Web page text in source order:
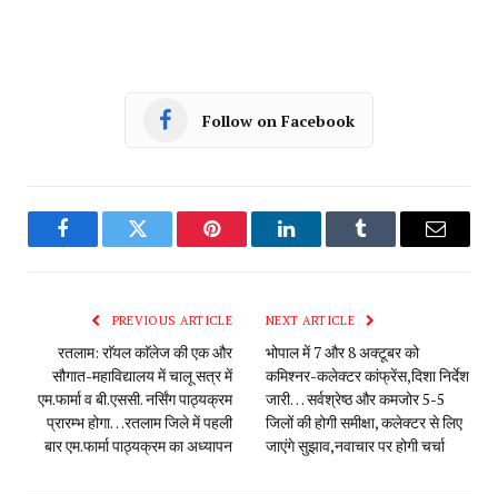
Follow on Facebook
FacebookTwitter Pinterest LinkedInTumblr Email
PREVIOUS ARTICLE
रतलाम: राॅयल काॅलेज की एक और
सौगात-महाविद्यालय में चालू सत्र में
एम.फार्मा व बी.एससी. नर्सिंग पाठ्यक्रम
प्रारम्भ होगा…रतलाम जिले में पहली
बार एम.फार्मा पाठ्यक्रम का अध्यापन
NEXT ARTICLE
भोपाल में 7 और 8 अक्टूबर को
कमिश्नर-कलेक्टर कांफ्रेंस,दिशा निर्देश
जारी… सर्वश्रेष्ठ और कमजोर 5-5
जिलों की होगी समीक्षा, कलेक्टर से लिए
जाएंगे सुझाव,नवाचार पर होगी चर्चा